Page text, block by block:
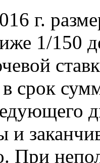
г.
1/150
срок
и
При